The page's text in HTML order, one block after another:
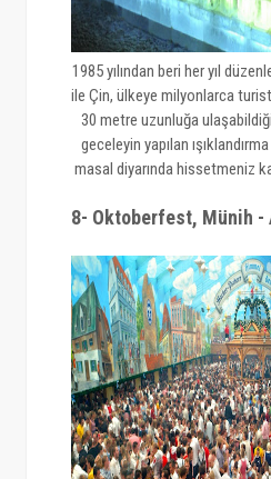
1985 yılından beri her yıl
ile Çin, ülkeye milyonlarca
30 metre uzunluğa
geceleyin yapılan
masal diyarında hissetmeniz
8- Oktoberfest, Münih -